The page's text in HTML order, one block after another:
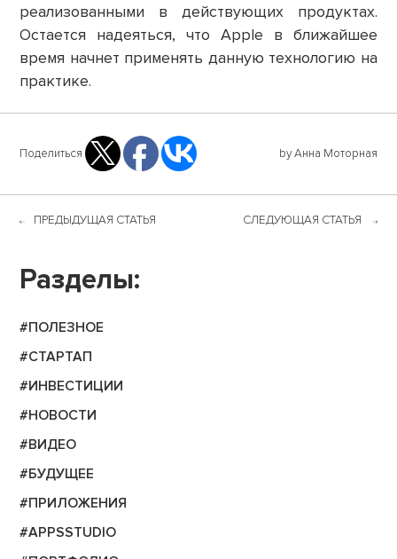
реализованными в действующих продуктах.
Остается надеяться, что Apple в ближайшее
время начнет применять данную технологию на
практике.
Поделиться by Анна Моторная
ПРЕДЫДУЩАЯ СТАТЬЯ СЛЕДУЮЩАЯ СТАТЬЯ
Разделы:
#ПОЛЕЗНОЕ
#СТАРТАП
#ИНВЕСТИЦИИ
#НОВОСТИ
#ВИДЕО
#БУДУЩЕЕ
#ПРИЛОЖЕНИЯ
#APPSSTUDIO